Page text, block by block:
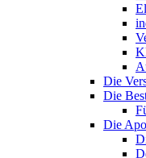
Die
Die
Die